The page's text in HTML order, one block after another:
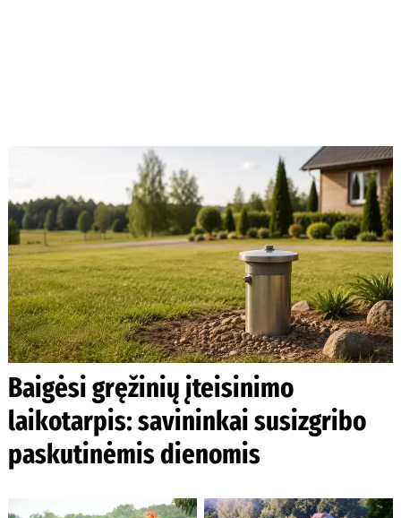
Baigėsi gręžinių įteisinimo
laikotarpis: savininkai susizgribo
paskutinėmis dienomis